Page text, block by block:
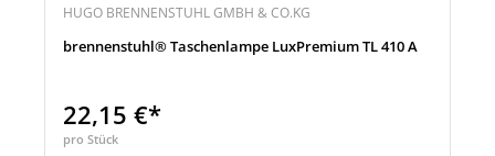
HUGO BRENNENSTUHL GMBH & CO.KG
brennenstuhl® Taschenlampe LuxPremium TL 410 A
22,15 €*
pro Stück